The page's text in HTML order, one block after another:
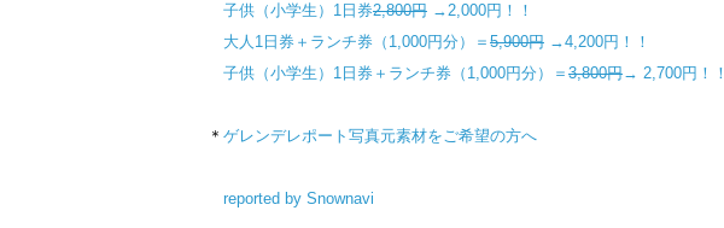
子供（小学生）1日券2,800円 →2,000円！！
大人1日券＋ランチ券（1,000円分）＝ 5,900円 →4,200円！！
子供（小学生）1日券＋ランチ券（1,000円分）＝ 3,800円→ 2,700円！！
＊ ゲレンデレポート写真元素材をご希望の方へ
reported by Snownavi